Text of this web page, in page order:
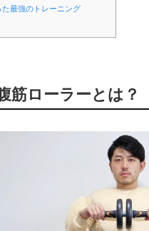
最強のトレーニング
筋ローラーとは？